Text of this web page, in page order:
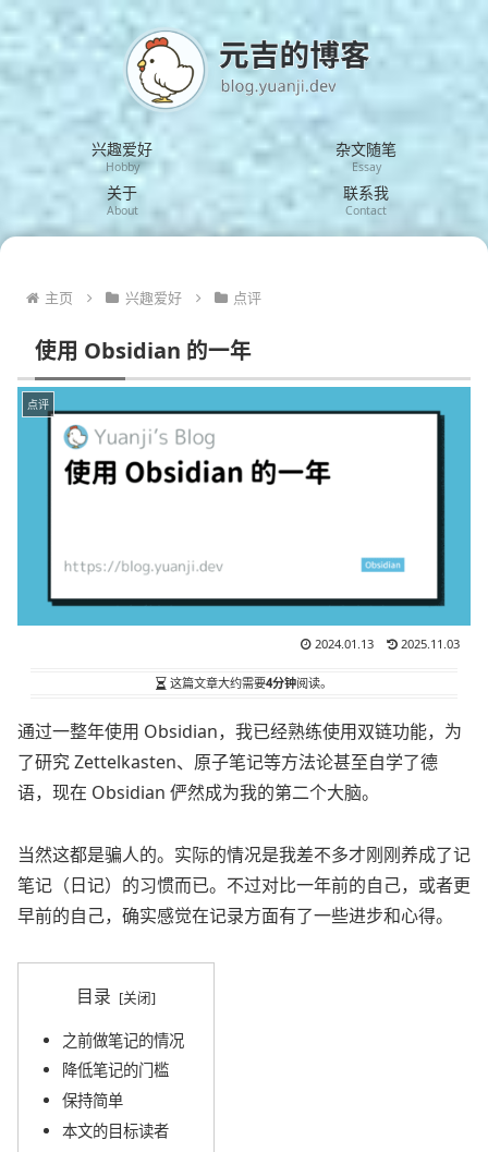
兴趣爱好
Hobby
杂文随笔
Essay
关于
About
联系我
Contact
主页 兴趣爱好 点评
使用 Obsidian 的一年
点评
2024.01.13 2025.11.03
这篇文章大约需要4分钟阅读。
通过一整年使用 Obsidian，我已经熟练使用双链功能，为
了研究 Zettelkasten、原子笔记等方法论甚至自学了德
语，现在 Obsidian 俨然成为我的第二个大脑。
当然这都是骗人的。实际的情况是我差不多才刚刚养成了记
笔记（日记）的习惯而已。不过对比一年前的自己，或者更
早前的自己，确实感觉在记录方面有了一些进步和心得。
目录
之前做笔记的情况
降低笔记的门槛
保持简单
本文的目标读者